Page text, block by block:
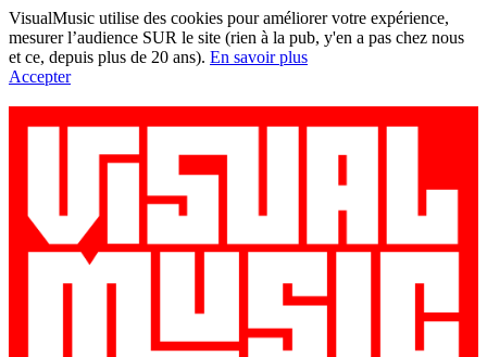
VisualMusic utilise des cookies pour améliorer votre expérience,
mesurer l’audience SUR le site (rien à la pub, y'en a pas chez nous
et ce, depuis plus de 20 ans). En savoir plus
Accepter